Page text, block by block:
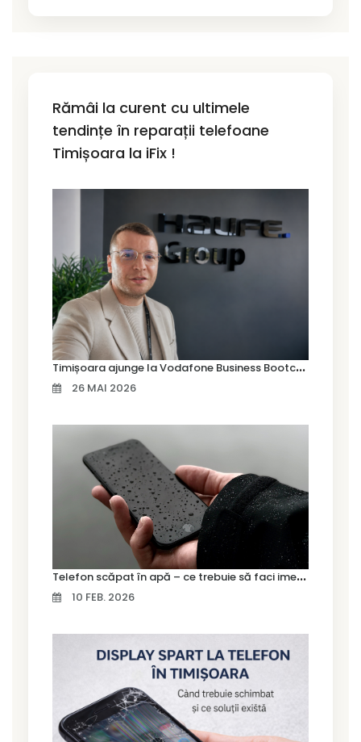
Rămâi la curent cu ultimele
tendințe în reparații telefoane
Timișoara la iFix !
T
imișoara ajunge la Vodafone Business Bootcamp prin Marius Cermian de la Armour România
26 MAI 2026
T
elefon scăpat în apă – ce trebuie să faci imediat și ce greșeli să eviți
10 FEB. 2026